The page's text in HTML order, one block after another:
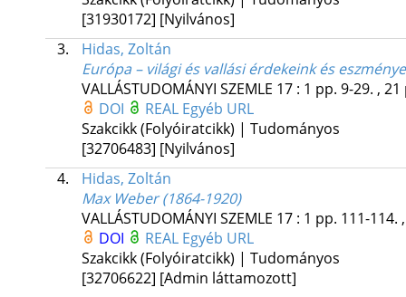
[31930172] [Nyilvános]
3.
Hidas, Zoltán
Európa – világi és vallási érdekeink és
VALLÁSTUDOMÁNYI SZEMLE 17: 1 pp. 9-29. ,
DOI
REAL Egyéb URL
Szakcikk (Folyóiratcikk) | Tudományos
[32706483] [Nyilvános]
4.
Hidas, Zoltán
Max Weber (1864-1920)
VALLÁSTUDOMÁNYI SZEMLE 17: 1 pp. 111-114.
DOI
REAL Egyéb URL
Szakcikk (Folyóiratcikk) | Tudományos
[32706622] [Admin láttamozott]